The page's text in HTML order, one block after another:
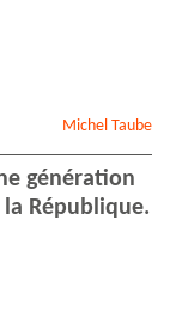
Michel Taube
génération
République.